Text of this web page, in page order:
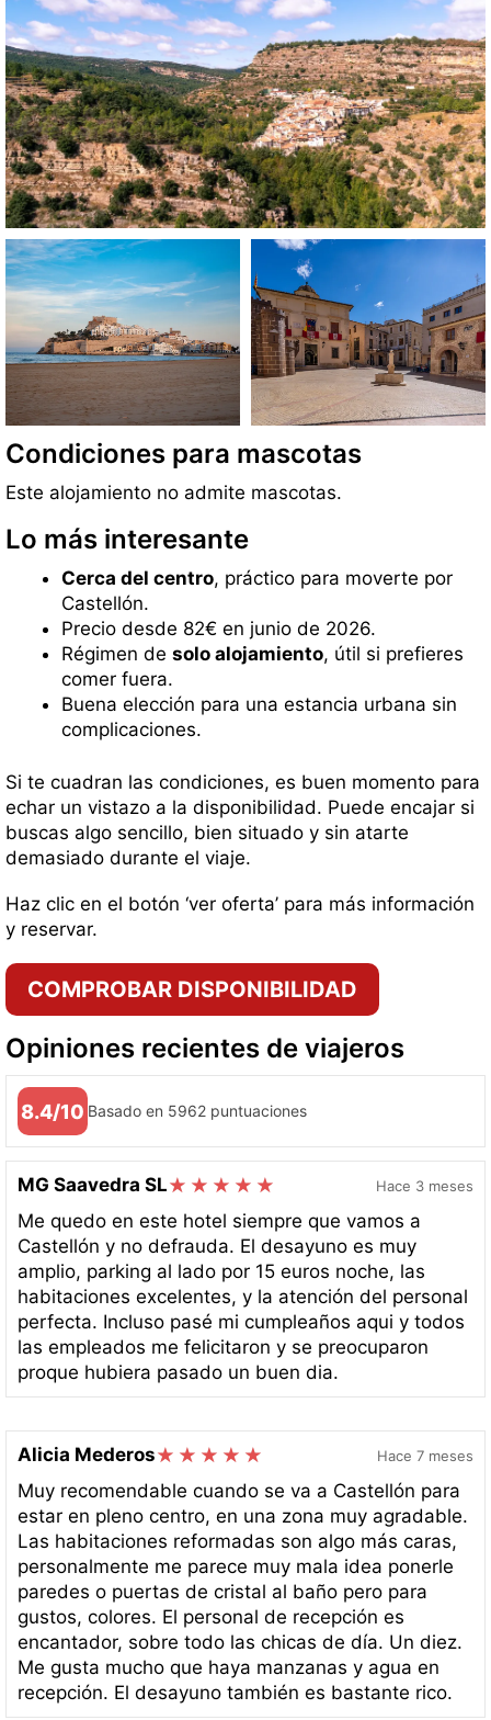
Condiciones para mascotas
Este alojamiento no admite mascotas.
Lo más interesante
Cerca del centro, práctico para moverte por
Castellón.
Precio desde 82€ en junio de 2026.
Régimen de solo alojamiento, útil si prefieres
comer fuera.
Buena elección para una estancia urbana sin
complicaciones.
Si te cuadran las condiciones, es buen momento para
echar un vistazo a la disponibilidad. Puede encajar si
buscas algo sencillo, bien situado y sin atarte
demasiado durante el viaje.
Haz clic en el botón ‘ver oferta’ para más información
y reservar.
COMPROBAR DISPONIBILIDAD
Opiniones recientes de viajeros
8.4/10 Basado en 5962 puntuaciones
MG Saavedra SL Hace 3 meses
Me quedo en este hotel siempre que vamos a
Castellón y no defrauda. El desayuno es muy
amplio, parking al lado por 15 euros noche, las
habitaciones excelentes, y la atención del personal
perfecta. Incluso pasé mi cumpleaños aqui y todos
las empleados me felicitaron y se preocuparon
proque hubiera pasado un buen dia.
Alicia Mederos Hace 7 meses
Muy recomendable cuando se va a Castellón para
estar en pleno centro, en una zona muy agradable.
Las habitaciones reformadas son algo más caras,
personalmente me parece muy mala idea ponerle
paredes o puertas de cristal al baño pero para
gustos, colores. El personal de recepción es
encantador, sobre todo las chicas de día. Un diez.
Me gusta mucho que haya manzanas y agua en
recepción. El desayuno también es bastante rico.